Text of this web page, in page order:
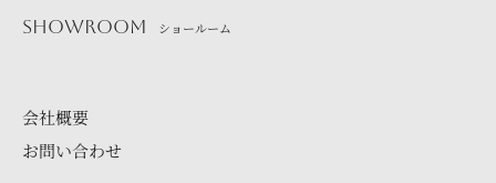
SHOWROOM ショールーム
会社概要
お問い合わせ